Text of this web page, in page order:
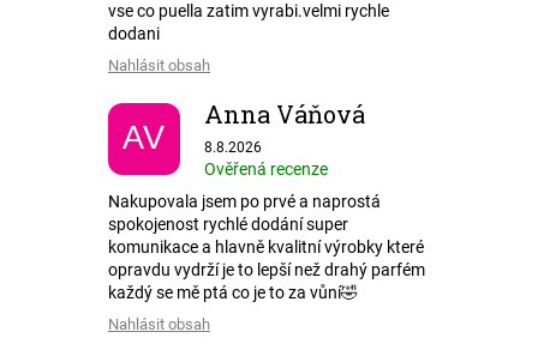
vse co puella zatim vyrabi.velmi rychle
dodani
Nahlásit obsah
AV
Anna Váňová
Hodnocení obchodu je 5 z 5 hvězdiček.
8.8.2026
Ověřená recenze
Nakupovala jsem po prvé a naprostá
spokojenost rychlé dodání super
komunikace a hlavně kvalitní výrobky které
opravdu vydrží je to lepší než drahý parfém
každý se mě ptá co je to za vůní🤣
Nahlásit obsah